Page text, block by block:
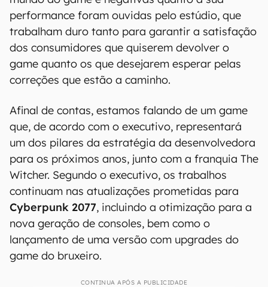
performance foram ouvidas pelo estúdio, que
trabalham duro tanto para garantir a satisfação
dos consumidores que quiserem devolver o
game quanto os que desejarem esperar pelas
correções que estão a caminho.
Afinal de contas, estamos falando de um game
que, de acordo com o executivo, representará
um dos pilares da estratégia da desenvolvedora
para os próximos anos, junto com a franquia The
Witcher. Segundo o executivo, os trabalhos
continuam nas atualizações prometidas para
Cyberpunk 2077, incluindo a otimização para a
nova geração de consoles, bem como o
lançamento de uma versão com upgrades do
game do bruxeiro.
CONTINUA APÓS A PUBLICIDADE